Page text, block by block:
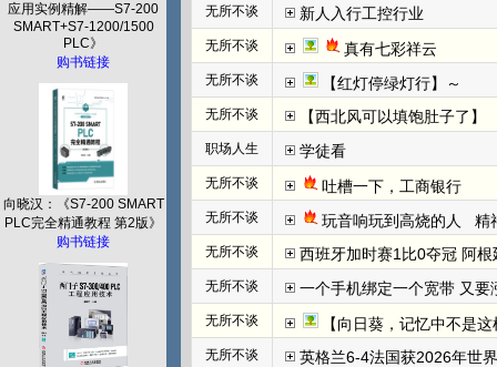
应用实例精解——S7-200
SMART+S7-1200/1500
PLC》
购书链接
向晓汉：《S7-200 SMART
PLC完全精通教程 第2版》
购书链接
无所不谈 新人入行工控行业
无所不谈 真有七彩祥云
无所不谈 【红灯停绿灯行】～
无所不谈 【西北风可以填饱肚子了】
职场人生 学徒看
无所不谈 吐槽一下，工商银行
无所不谈 玩音响玩到高烧的人   精
无所不谈 西班牙加时赛1比0夺冠 阿
无所不谈 一个手机绑定一个宽带 又要
无所不谈 【向日葵，记忆中不是
无所不谈 英格兰6-4法国获2026年世